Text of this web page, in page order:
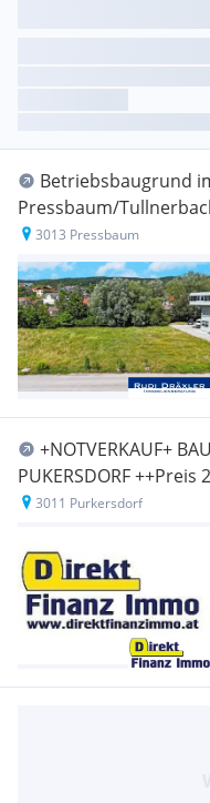
Betriebsbaugrund
Pressbaum/
3013 Pressbaum
+NOTVERKAUF+
PUKERSDORF
m²EUR209,-
3011 Purkersdorf